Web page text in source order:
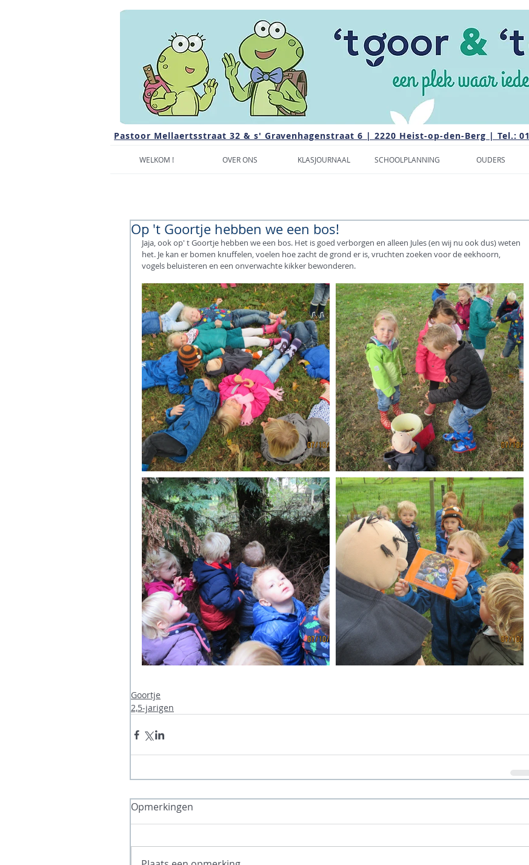
Pastoor Mellaertsstraat 32 & s' Gravenhagenstraat 6 | 2220 Heist-op-den-Berg | Tel.:
WELKOM ! OVER ONS KLASJOURNAAL SCHOOLPLANNING OUDERS
Op 't Goortje hebben we een bos!
Jaja, ook op' t Goortje hebben we een bos. Het is goed verborgen en alleen Jules (en wij nu ook dus) weten
het. Je kan er bomen knuffelen, voelen hoe zacht de grond er is, vruchten zoeken voor de eekhoorn,
vogels beluisteren en een onverwachte kikker bewonderen.
Goortje
2,5-jarigen
Opmerkingen